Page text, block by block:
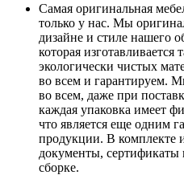
Самая оригинальная
только у нас. Мы
дизайне и стиле нашего
которая изготавливается
экологически чистых
во всем и гарантируем.
во всем, даже при
каждая упаковка имеет
что является еще одним
продукции. В комплекте
документы, сертификаты
сборке.